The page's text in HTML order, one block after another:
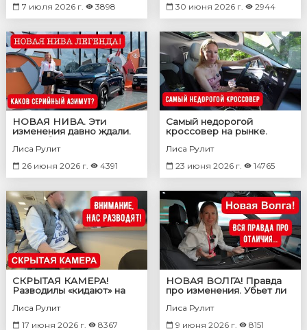
7 июля 2026 г.
3898
30 июня 2026 г.
2944
НОВАЯ НИВА. Эти
изменения давно ждали.
Каким будет серийный
Лада Азимут
Лиса Рулит
26 июня 2026 г.
4391
Самый недорогой
кроссовер на рынке.
минимальная Омода
Лиса Рулит
23 июня 2026 г.
14765
СКРЫТАЯ КАМЕРА!
Разводилы «кидают» на
Лиса Рулит
17 июня 2026 г.
8367
НОВАЯ ВОЛГА! Правда
про изменения. Убьет ли
Лиса Рулит
9 июня 2026 г.
8151